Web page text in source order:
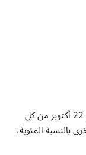
يقع برج الميزان في الفترة ما بين 23 سبتمبر حتى 22 أكتوبر من كل
بالنسبة المئوية،